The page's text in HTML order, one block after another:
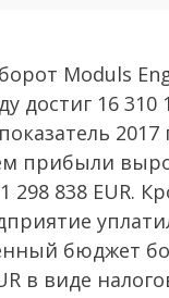
Moduls
достиг 16 310
2017
прибыли
298 838 EUR.
бюджет
в виде